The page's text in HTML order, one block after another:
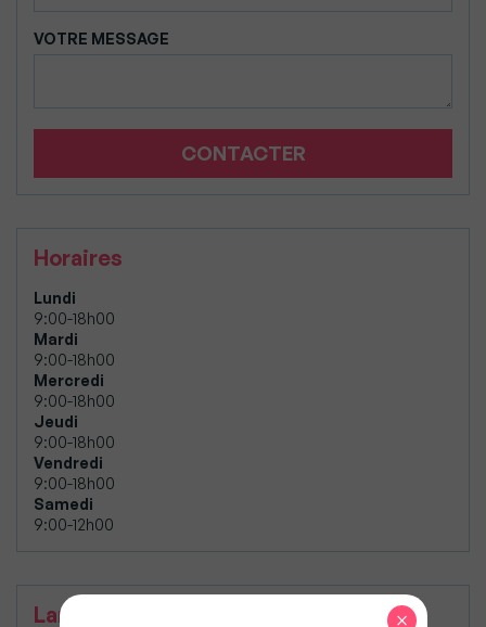
VOTRE MESSAGE
CONTACTER
Horaires
Lundi
9:00-18h00
Mardi
9:00-18h00
Mercredi
9:00-18h00
Jeudi
9:00-18h00
Vendredi
9:00-18h00
Samedi
9:00-12h00
Langues parlées ×